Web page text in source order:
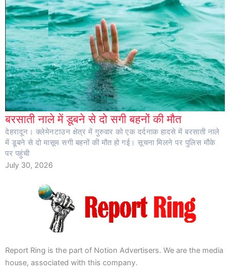
बरसाती नाले में डूबने से दो सगी बहनों की मौत
देहरादून। क्लेमेनटाउन क्षेत्र में गुरुवार को एक दर्दनाक हादसे में बरसाती नाले
में डूबने से दो मासूम सगी बहनों की मौत हो गई। सूचना मिलने पर पुलिस मौके
पर पहुंची
July 30, 2026
Report Ring is the part of Notion Advertisers. We are the media
house, associated with this company.